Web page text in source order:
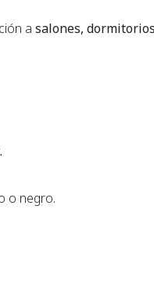
a salones,
o negro.